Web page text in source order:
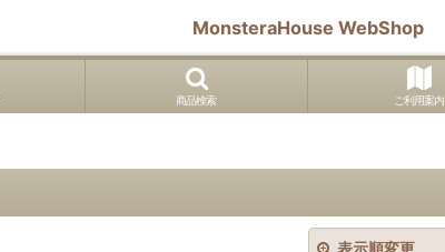
MonsteraHouse WebShop
商品検索 ご利用案内
表示順変更